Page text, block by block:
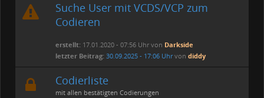
Suche User mit VCDS/VCP zum
Codieren
erstellt:17.01.2020 - 07:56 Uhr von Darkside
letzter Beitrag: 30.09.2025 - 17:06 Uhrvon diddy
Codierliste
mit allen bestätigten Codierungen